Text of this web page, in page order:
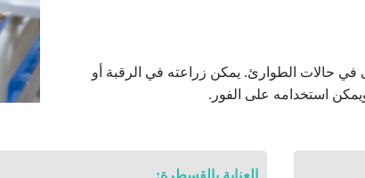
في حالات الطوارئ. يمكن زراعته في الرقبة أو
استخدامه على الفور.